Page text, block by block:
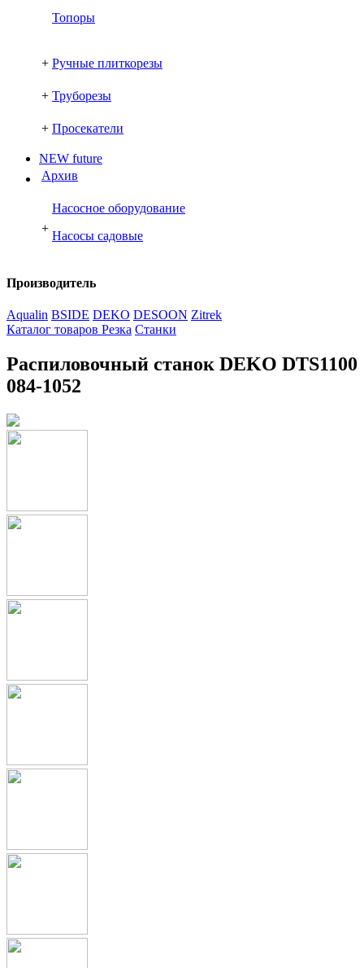
Топоры
+ Ручные плиткорезы
+ Труборезы
+ Просекатели
NEW future
Архив
+
Насосное оборудование
Насосы садовые
Производитель
Aqualin BSIDE DEKO DESOON Zitrek
Каталог товаров Резка Cтанки
Распиловочный станок DEKO DTS1100
084-1052